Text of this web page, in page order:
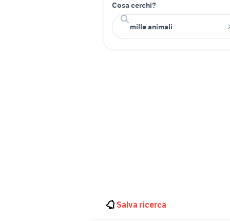
Cosa cerchi?
Salva ricerca